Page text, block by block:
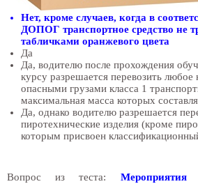
Нет, кроме случаев, когда в
ДОПОГ транспортное средство не
табличками оранжевого цвета
Да
Да, водителю после прохождения
курсу разрешается перевозить любое
опасными грузами класса 1
максимальная масса которых
Да, однако водителю разрешается
пиротехнические изделия (кроме
которым присвоен
Вопрос из теста: